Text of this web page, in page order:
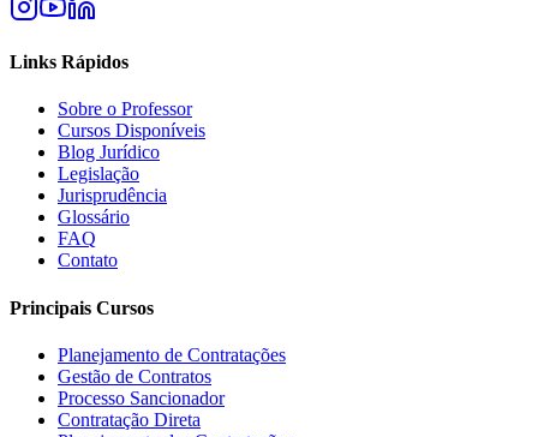
Links Rápidos
Sobre o Professor
Cursos Disponíveis
Blog Jurídico
Legislação
Jurisprudência
Glossário
FAQ
Contato
Principais Cursos
Planejamento de Contratações
Gestão de Contratos
Processo Sancionador
Contratação Direta